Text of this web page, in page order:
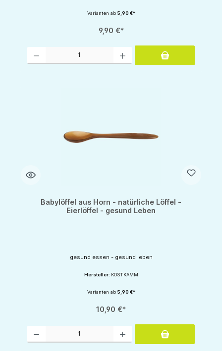
Varianten ab5,90 €*
9,90 €*
Babylöffel aus Horn - natürliche Löffel -
Eierlöffel - gesund Leben
gesund essen - gesund leben
Hersteller: KOSTKAMM
Varianten ab5,90 €*
10,90 €*